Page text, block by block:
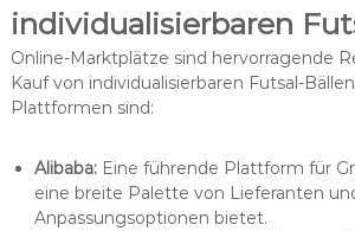
individualisierbaren
Online-Marktplätze sind hervorragende
Kauf von individualisierbaren Futsal-
Plattformen sind:
Alibaba:Eine führende Plattform für
eine breite Palette von Lieferanten
Anpassungsoptionen bietet.